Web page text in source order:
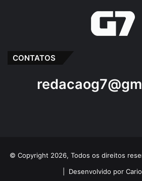
CONTATOS
© Copyright 2026, Todos os direitos
Desenvolvido por